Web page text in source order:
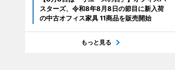
スターズ、令和8年8月8日の節目に新入荷
の中古オフィス家具 11商品を販売開始
もっと見る